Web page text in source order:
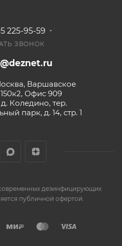
225-95-59
ЗВОНОК
Варшавское
Офис 909
д. Коледино, тер.
парк, д. 14, стр. 1
дезинфицирующих
публичной офертой.